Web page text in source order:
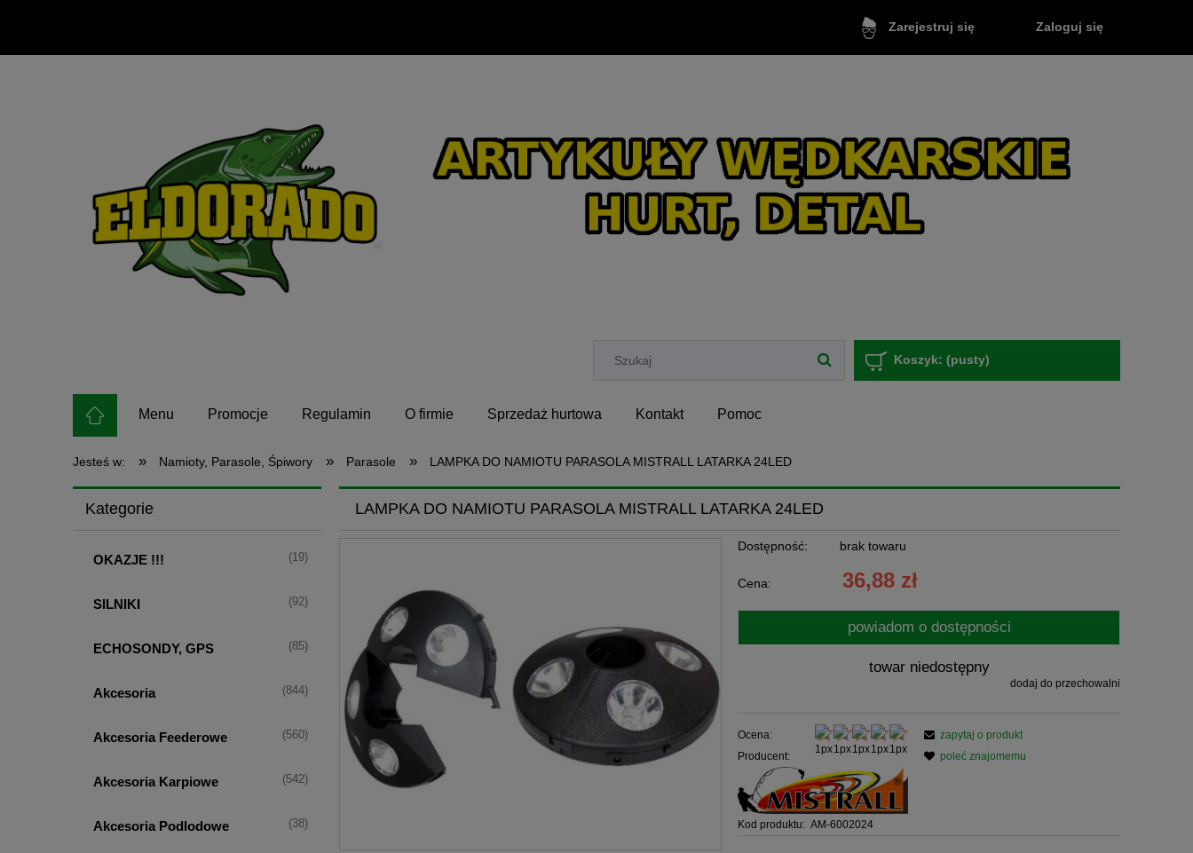
Zarejestruj się Zaloguj się
Koszyk: (pusty)
Menu Promocje Regulamin O firmie Sprzedaż hurtowa Kontakt Pomoc
Jesteś w: » Namioty, Parasole, Śpiwory » Parasole » LAMPKA DO NAMIOTU PARASOLA MISTRALL LATARKA 24LED
Kategorie
OKAZJE !!! (19)
SILNIKI (92)
ECHOSONDY, GPS (85)
Akcesoria (844)
Akcesoria Feederowe (560)
Akcesoria Karpiowe (542)
Akcesoria Podlodowe (38)
LAMPKA DO NAMIOTU PARASOLA MISTRALL LATARKA 24LED
Dostępność: brak towaru
Cena: 36,88 zł
powiadom o dostępności
towar niedostępny
dodaj do przechowalni
Ocena:
Producent:
Kod produktu: AM-6002024
zapytaj o produkt
poleć znajomemu